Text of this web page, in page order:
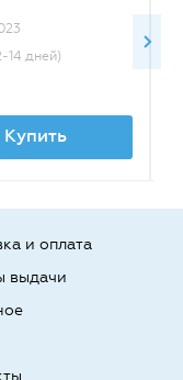
14 дней)
Купить
и оплата
выдачи